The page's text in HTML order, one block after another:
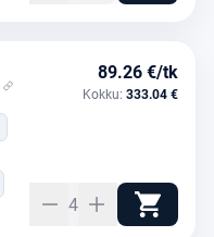
89.26 €/tk
Kokku: 333.04 €
4